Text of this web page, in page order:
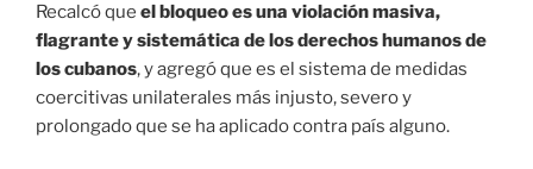
Recalcó que el bloqueo es una violación masiva,
flagrante y sistemática de los derechos humanos de
los cubanos, y agregó que es el sistema de medidas
coercitivas unilaterales más injusto, severo y
prolongado que se ha aplicado contra país alguno.